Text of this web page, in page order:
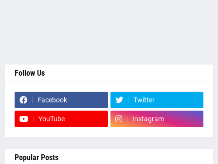
Follow Us
Facebook Twitter
YouTube Instagram
Popular Posts